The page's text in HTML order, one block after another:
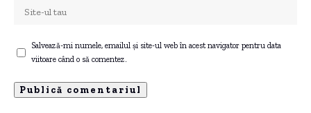
Salvează-mi numele, emailul și site-ul web în acest navigator pentru data
viitoare când o să comentez.